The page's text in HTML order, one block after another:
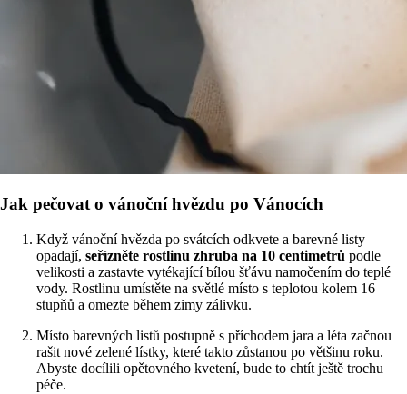
Jak pečovat o vánoční hvězdu po Vánocích
Když vánoční hvězda po svátcích odkvete a barevné listy
opadají, seřízněte rostlinu zhruba na 10 centimetrů podle
velikosti a zastavte vytékající bílou šťávu namočením do teplé
vody. Rostlinu umístěte na světlé místo s teplotou kolem 16
stupňů a omezte během zimy zálivku.
Místo barevných listů postupně s příchodem jara a léta začnou
rašit nové zelené lístky, které takto zůstanou po většinu roku.
Abyste docílili opětovného kvetení, bude to chtít ještě trochu
péče.